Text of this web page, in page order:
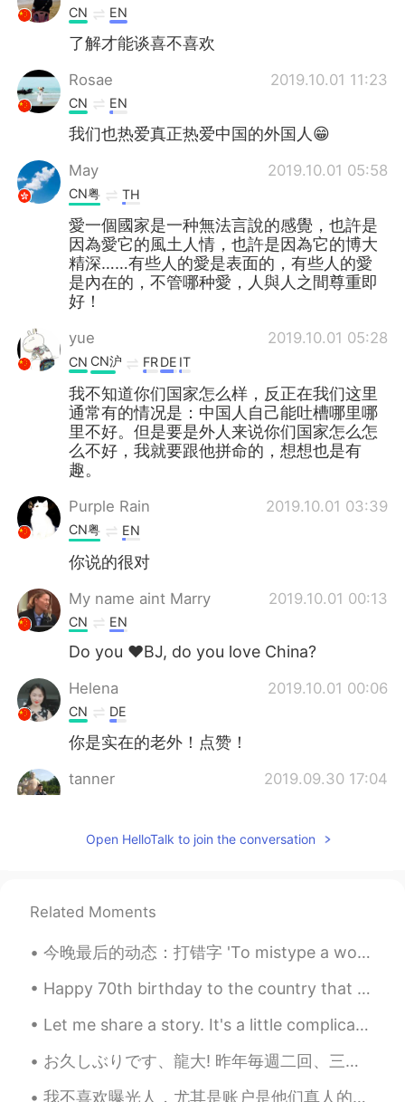
CN EN
了解才能谈喜不喜欢
Rosae 2019.10.01 11:23
CN EN
我们也热爱真正热爱中国的外国人😁
May 2019.10.01 05:58
CN粤 TH
愛一個國家是一种無法言說的感覺，也許是
因為愛它的風土人情，也許是因為它的博大
精深……有些人的愛是表面的，有些人的愛
是內在的，不管哪种愛，人與人之間尊重即
好！
yue 2019.10.01 05:28
CN CN沪 FRDE IT
我不知道你们国家怎么样，反正在我们这里
通常有的情况是：中国人自己能吐槽哪里哪
里不好。但是要是外人来说你们国家怎么怎
么不好，我就要跟他拼命的，想想也是有
趣。
Purple Rain 2019.10.01 03:39
CN粤 EN
你说的很对
My name aint Marry 2019.10.01 00:13
CN EN
Do you ❤BJ, do you love China?
Helena 2019.10.01 00:06
CN DE
你是实在的老外！点赞！
tanner 2019.09.30 17:04
三观正
Jacob 2019.09.30 14:30
CN DE
are never Chinese. It really depends on
whether you consider Chinese from an
ethno-nationalist or a civil-national
perspective.
Open HelloTalk to join the conversation
Related Moments
今晚最后的动态：打错字 'To mistype a word' Oh, sorry, I mistyped! Thanks everyone! Have a good night's sl...
Happy 70th birthday to the country that has taken me in and shown me a whole new world. To me as ...
Let me share a story. It's a little complicated but I felt like a genius after solving the Probl...
お久しぶりです、龍大! 昨年毎週二回、三回龍大で読み会を参加しました。今学期は、時間があまりなかったです。😥 龍谷大学は仏教の大学ですが、仏教大学と違います。😂 沢山仏教の偉い先生は、龍大と関係...
我不喜欢曝光人，尤其是账户是他们真人的话，但我每一次看一个人在别人的动态下写"I can teach you English"我有一些疑问。他们是想要还是误导人? 他们是不是想要找下一个受害者？...